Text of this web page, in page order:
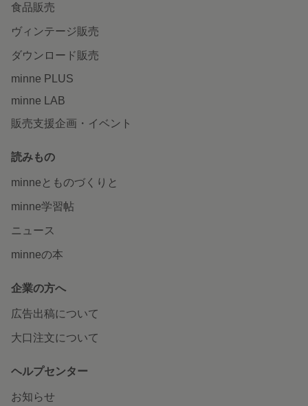
食品販売
ヴィンテージ販売
ダウンロード販売
minne PLUS
minne LAB
販売支援企画・イベント
読みもの
minneとものづくりと
minne学習帖
ニュース
minneの本
企業の方へ
広告出稿について
大口注文について
ヘルプセンター
お知らせ